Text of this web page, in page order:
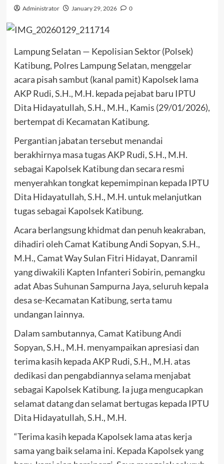
Administrator January 29, 2026 0
Lampung Selatan — Kepolisian Sektor (Polsek)
Katibung, Polres Lampung Selatan, menggelar
acara pisah sambut (kanal pamit) Kapolsek lama
AKP Rudi, S.H., M.H. kepada pejabat baru IPTU
Dita Hidayatullah, S.H., M.H., Kamis (29/01/2026),
bertempat di Kecamatan Katibung.
Pergantian jabatan tersebut menandai
berakhirnya masa tugas AKP Rudi, S.H., M.H.
sebagai Kapolsek Katibung dan secara resmi
menyerahkan tongkat kepemimpinan kepada IPTU
Dita Hidayatullah, S.H., M.H. untuk melanjutkan
tugas sebagai Kapolsek Katibung.
Acara berlangsung khidmat dan penuh keakraban,
dihadiri oleh Camat Katibung Andi Sopyan, S.H.,
M.H., Camat Way Sulan Fitri Hidayat, Danramil
yang diwakili Kapten Infanteri Sobirin, pemangku
adat Abas Suhunan Sampurna Jaya, seluruh kepala
desa se-Kecamatan Katibung, serta tamu
undangan lainnya.
Dalam sambutannya, Camat Katibung Andi
Sopyan, S.H., M.H. menyampaikan apresiasi dan
terima kasih kepada AKP Rudi, S.H., M.H. atas
dedikasi dan pengabdiannya selama menjabat
sebagai Kapolsek Katibung. Ia juga mengucapkan
selamat datang dan selamat bertugas kepada IPTU
Dita Hidayatullah, S.H., M.H.
“Terima kasih kepada Kapolsek lama atas kerja
sama yang baik selama ini. Kepada Kapolsek yang